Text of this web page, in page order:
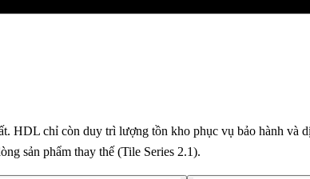
HDL chỉ còn duy trì lượng tồn kho phục vụ bảo hành
sản phẩm thay thế (Tile Series 2.1).